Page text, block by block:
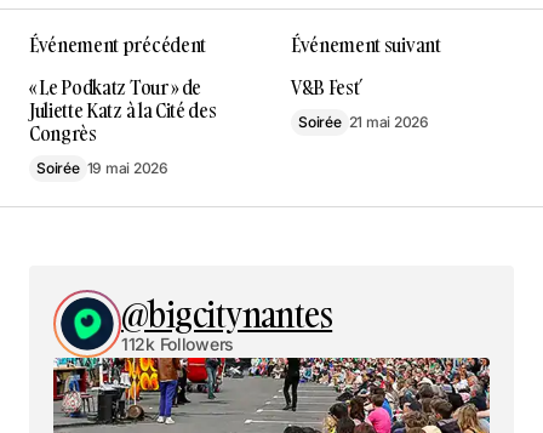
Événement précédent
« Le Podkatz Tour » de
Juliette Katz à la Cité des
Congrès
Soirée 19 mai 2026
Événement suivant
V&B Fest’
Soirée 21 mai 2026
@bigcitynantes
112k Followers